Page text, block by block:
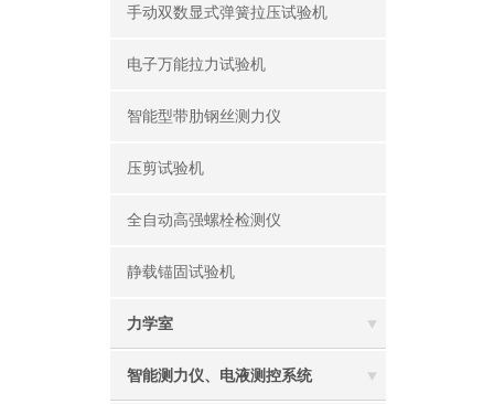
手动双数显式弹簧拉压试验机
电子万能拉力试验机
智能型带肋钢丝测力仪
压剪试验机
全自动高强螺栓检测仪
静载锚固试验机
力学室
智能测力仪、电液测控系统